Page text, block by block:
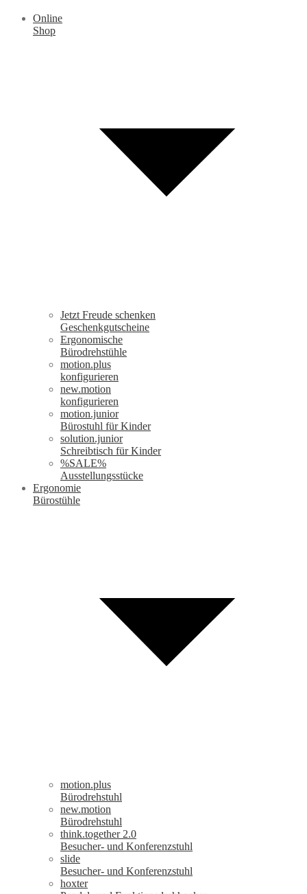
Online
Shop
Jetzt Freude schenken
Geschenkgutscheine
Ergonomische
Bürodrehstühle
motion.plus
konfigurieren
new.motion
konfigurieren
motion.junior
Bürostuhl für Kinder
solution.junior
Schreibtisch für Kinder
%SALE%
Ausstellungsstücke
Ergonomie
Bürostühle
motion.plus
Bürodrehstuhl
new.motion
Bürodrehstuhl
think.together 2.0
Besucher- und Konferenzstuhl
slide
Besucher- und Konferenzstuhl
hoxter